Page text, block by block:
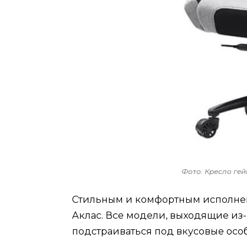
Фото: Кресло
Стильным и комфортным
Аклас. Все модели, выходящие
подстраиваться под вкусовые